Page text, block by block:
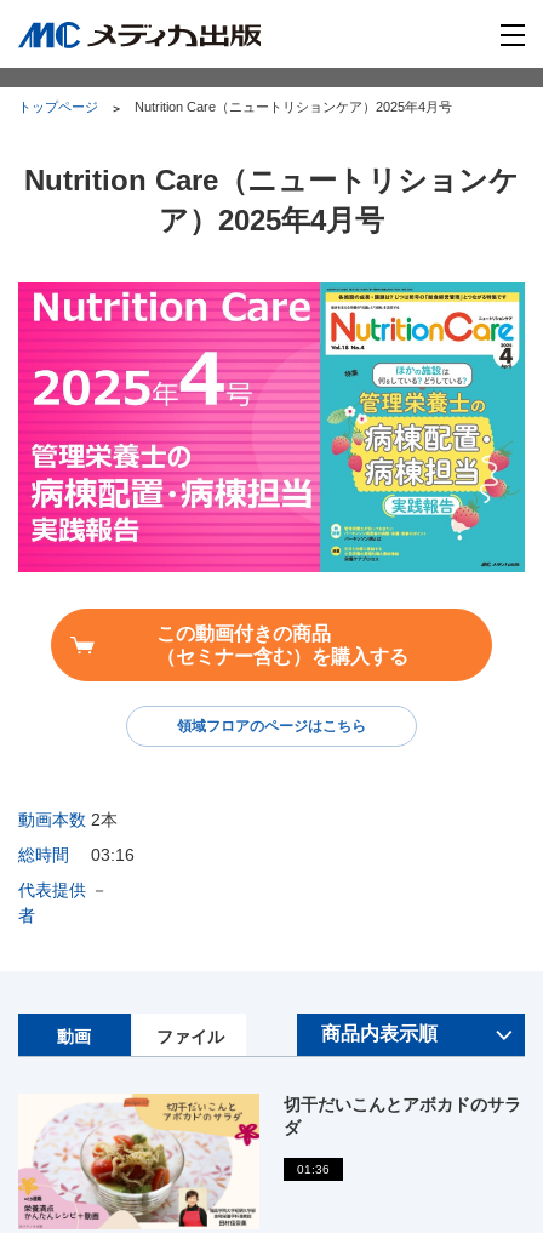
トップページ Nutrition Care（ニュートリションケア）2025年4月号
Nutrition Care（ニュートリションケ
ア）2025年4月号
動画本数 2本
総時間
03:16
代表提供
者
－
この動画付きの商品
（セミナー含む）を購入する
領域フロアのページはこちら
動画 ファイル
切干だいこんとアボカドのサラ
ダ
01:36